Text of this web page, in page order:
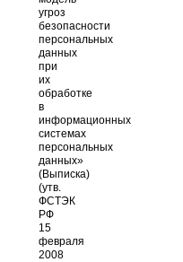
угроз
безопасности
персональных
данных
при
их
обработке
в
информационных
системах
персональных
данных»
(Выписка)
(утв.
ФСТЭК
РФ
15
февраля
2008